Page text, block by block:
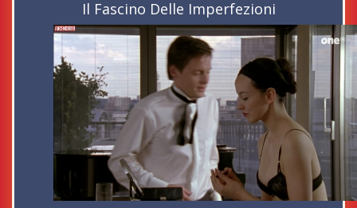
Il Fascino Delle Imperfezioni